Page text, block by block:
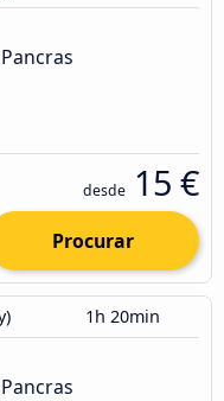
desde 15 €
Procurar
1h 20min